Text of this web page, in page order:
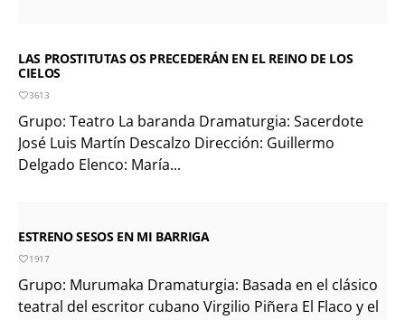
LAS PROSTITUTAS OS PRECEDERÁN EN EL REINO DE LOS
CIELOS
3613
Grupo: Teatro La baranda Dramaturgia: Sacerdote
José Luis Martín Descalzo Dirección: Guillermo
Delgado Elenco: María...
ESTRENO SESOS EN MI BARRIGA
1917
Grupo: Murumaka Dramaturgia: Basada en el clásico
teatral del escritor cubano Virgilio Piñera El Flaco y el